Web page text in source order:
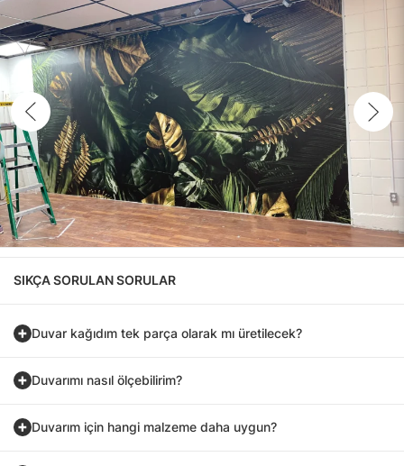
SIKÇA SORULAN SORULAR
Duvar kağıdım tek parça olarak mı üretilecek?
Duvarımı nasıl ölçebilirim?
Duvarım için hangi malzeme daha uygun?